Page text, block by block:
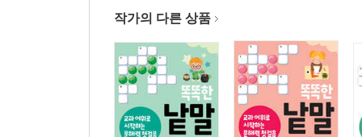
작가의 다른 상품